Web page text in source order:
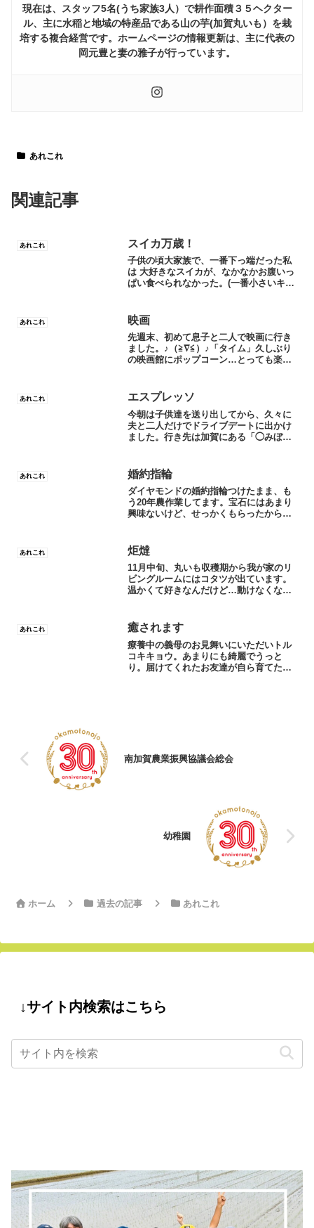
現在は、スタッフ5名(うち家族3人）で耕作面積３５ヘクター
ル、主に水稲と地域の特産品である山の芋(加賀丸いも）を栽
培する複合経営です。ホームページの情報更新は、主に代表の
岡元豊と妻の雅子が行っています。
あれこれ
関連記事
あれこれ スイカ万歳！
子供の頃大家族で、一番下っ端だった私
は 大好きなスイカが、なかなかお腹いっ
ぱい食べられなかった。(一番小さいキレ
いまだに、スイカ好きは変わらない。夏
はご飯のかわりにス...
あれこれ 映画
先週末、初めて息子と二人で映画に行き
ました。♪（≧∇≦）♪「タイム」久しぶり
の映画館にポップコーン…とっても楽し
あれこれ エスプレッソ
今朝は子供達を送り出してから、久々に
夫と二人だけでドライブデートに出かけ
ました。行き先は加賀にある「◯みぼう
のマスターに教えてもらうまでは、エス
プレッソって苦いだけだと...
あれこれ 婚約指輪
ダイヤモンドの婚約指輪つけたまま、も
う20年農作業してます。宝石にはあまり
興味ないけど、せっかくもらったからず
つからなくなりそうだし。おかげでかな
り汚れちゃったけどね。...
あれこれ 炬燵
11月中旬、丸いも収穫期から我が家のリ
ビングルームにはコタツが出ています。
温かくて好きなんだけど…動けなくなる
家も少なくないですね。でも、やっぱり
うちは外で農作業したあ...
あれこれ 癒されます
療養中の義母のお見舞いにいただいトル
コキキョウ。あまりにも綺麗でうっと
り。届けてくれたお友達が自ら育てた貴
南加賀農業振興協議会総会
幼稚園
ホーム 過去の記事 あれこれ
↓サイト内検索はこちら